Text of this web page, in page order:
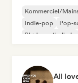
Kommerciel/
Indie-pop
Pop-
Blød pop/ballade
All